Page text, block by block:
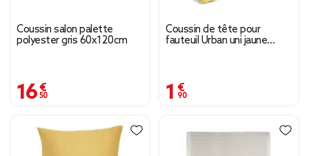
Coussin salon palette
polyester gris 60x120cm
16,50 €
Coussin de tête pour
fauteuil Urban uni jaune
1,90 €